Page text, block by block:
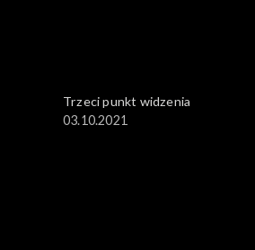
Trzeci punkt widzenia
03.10.2021